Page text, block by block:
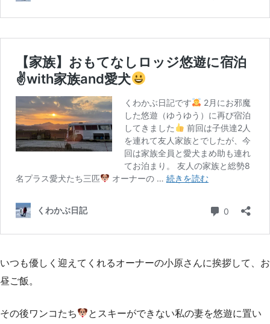
いつも優しく迎えてくれるオーナーの小原さんに挨拶して、お
昼ご飯。
その後ワンコたち
とスキーができない私の妻を悠遊に置い